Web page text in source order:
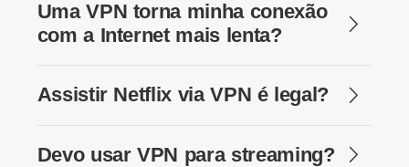
Uma VPN torna minha conexão
com a Internet mais lenta?
Assistir Netflix via VPN é legal?
Devo usar VPN para streaming?